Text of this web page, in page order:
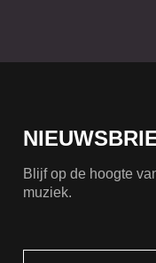
Blijf op de hoogte
muziek.